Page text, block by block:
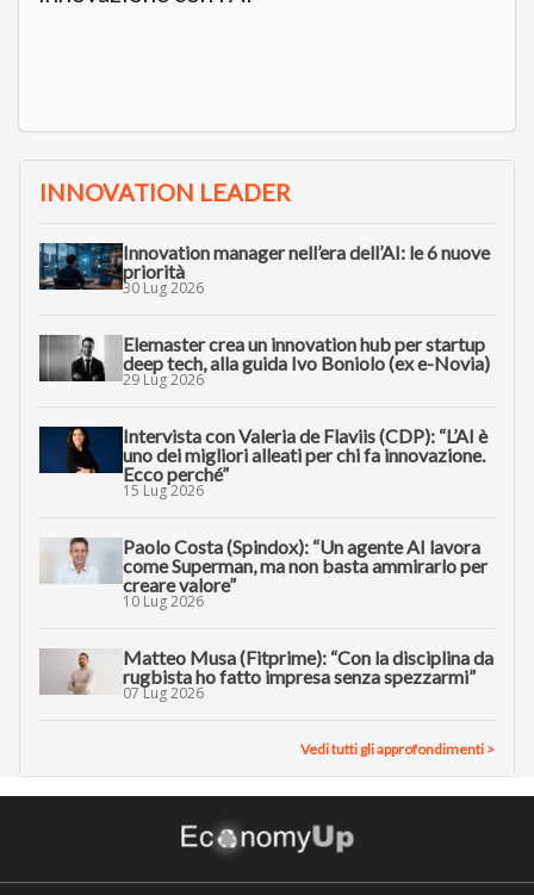
INNOVATION LEADER
Innovation manager nell’era dell’AI: le 6 nuove
priorità
30 Lug 2026
Elemaster crea un innovation hub per startup
deep tech, alla guida Ivo Boniolo (ex e-Novia)
29 Lug 2026
Intervista con Valeria de Flaviis (CDP): “L’AI è
uno dei migliori alleati per chi fa innovazione.
Ecco perché”
15 Lug 2026
Paolo Costa (Spindox): “Un agente AI lavora
come Superman, ma non basta ammirarlo per
creare valore”
10 Lug 2026
Matteo Musa (Fitprime): “Con la disciplina da
rugbista ho fatto impresa senza spezzarmi”
07 Lug 2026
Vedi tutti gli approfondimenti >